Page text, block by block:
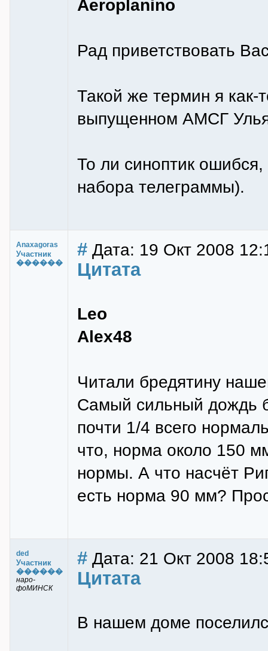
Aeroplanino
Рад приветствовать
Такой же термин я как-
выпущенном АМСГ
То ли синоптик
набора телеграммы).
Anaxagoras
Участник
������
# Дата: 19 Окт 2008
Цитата
Leo
Alex48
Читали бредятину
Самый сильный дождь
почти 1/4 всего
что, норма около 150
нормы. А что насчёт
есть норма 90 мм?
ded
Участник
������
наро-
фоМИНСК
# Дата: 21 Окт 2008
Цитата
В нашем доме